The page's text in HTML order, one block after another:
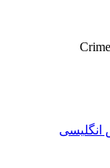
انگلیسی